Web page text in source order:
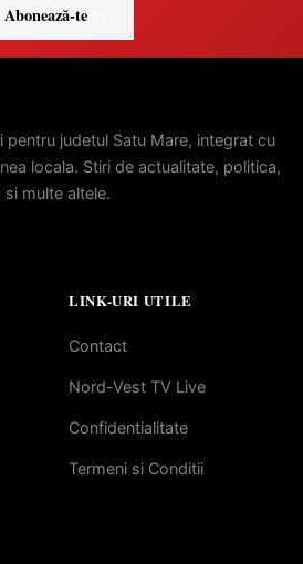
Abonează-te
pentru judetul Satu Mare, integrat cu
locala. Stiri de actualitate, politica,
multe altele.
LINK-URI UTILE
Contact
Nord-Vest TV Live
Confidentialitate
Termeni si Conditii